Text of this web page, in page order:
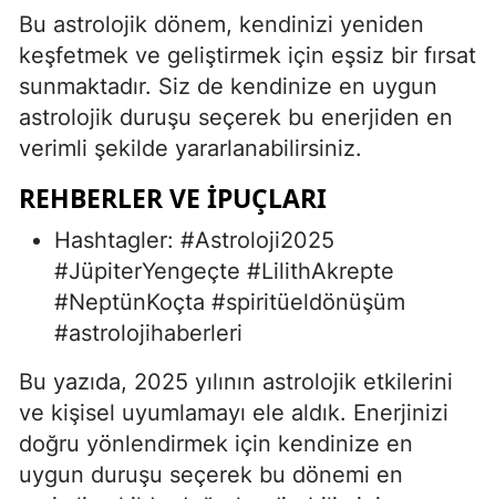
Bu astrolojik dönem, kendinizi yeniden
keşfetmek ve geliştirmek için eşsiz bir fırsat
sunmaktadır. Siz de kendinize en uygun
astrolojik duruşu seçerek bu enerjiden en
verimli şekilde yararlanabilirsiniz.
REHBERLER VE İPUÇLARI
Hashtagler: #Astroloji2025
#JüpiterYengeçte #LilithAkrepte
#NeptünKoçta #spiritüeldönüşüm
#astrolojihaberleri
Bu yazıda, 2025 yılının astrolojik etkilerini
ve kişisel uyumlamayı ele aldık. Enerjinizi
doğru yönlendirmek için kendinize en
uygun duruşu seçerek bu dönemi en